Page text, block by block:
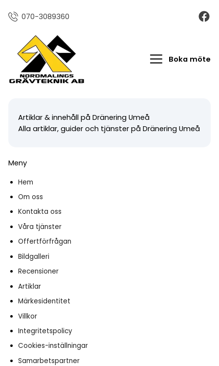
070-3089360
Boka möte
Artiklar & innehåll på Dränering Umeå
Alla artiklar, guider och tjänster på Dränering Umeå
Meny
Hem
Om oss
Kontakta oss
Våra tjänster
Offertförfrågan
Bildgalleri
Recensioner
Artiklar
Märkesidentitet
Villkor
Integritetspolicy
Cookies-inställningar
Samarbetspartner